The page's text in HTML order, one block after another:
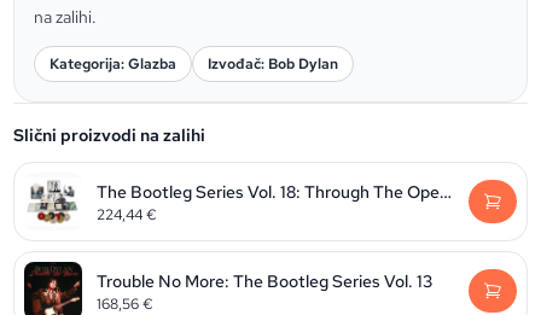
na zalihi.
Kategorija: Glazba Izvođač: Bob Dylan
Slični proizvodi na zalihi
The Bootleg Series Vol. 18: Through The Open Window 1965-1963
224,44€
Trouble No More: The Bootleg Series Vol. 13
168,56€